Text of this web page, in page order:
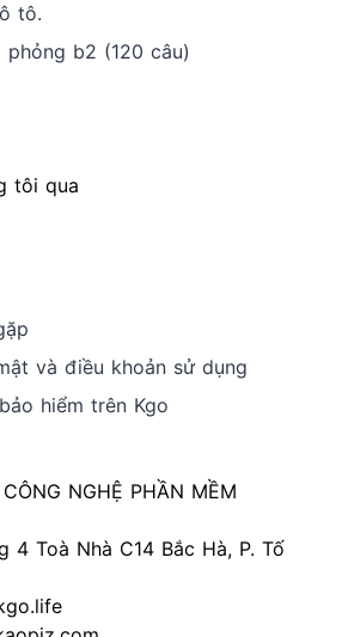
tô.
b2 (120 câu)
tôi qua
và điều khoản sử dụng
hiểm trên Kgo
NGHỆ PHẦN MỀM
4 Toà Nhà C14 Bắc Hà, P. Tố